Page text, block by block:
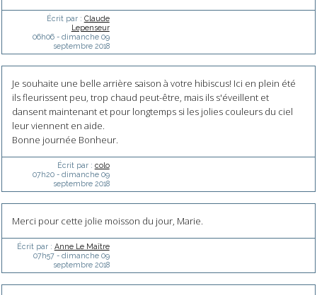
Écrit par : Claude
Lepenseur
06h06- dimanche 09
septembre 2018
Je souhaite une belle arrière saison à votre hibiscus! Ici en plein été
ils fleurissent peu, trop chaud peut-être, mais ils s'éveillent et
dansent maintenant et pour longtemps si les jolies couleurs du ciel
leur viennent en aide.
Bonne journée Bonheur.
Écrit par : colo
07h20- dimanche 09
septembre 2018
Merci pour cette jolie moisson du jour, Marie.
Écrit par : Anne Le Maître
07h57- dimanche 09
septembre 2018